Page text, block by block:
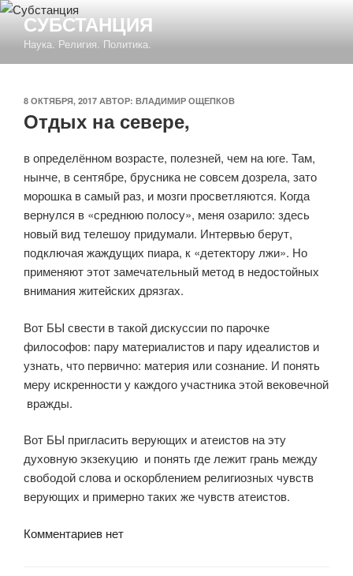
Перейти
содержимому
СУБСТАНЦИЯ
Наука. Религия. Политика.
ОПУБЛИКОВАНО
8 ОКТЯБРЯ, 2017 АВТОР: ВЛАДИМИР ОЩЕПКОВ
Отдых на севере,
в определённом возрасте, полезней, чем на юге. Там,
нынче, в сентябре, брусника не совсем дозрела, зато
морошка в самый раз, и мозги просветляются. Когда
вернулся в «среднюю полосу», меня озарило: здесь
новый вид телешоу придумали. Интервью берут,
подключая жаждущих пиара, к «детектору лжи». Но
применяют этот замечательный метод в недостойных
внимания житейских дрязгах.
Вот БЫ свести в такой дискуссии по парочке
философов: пару материалистов и пару идеалистов и
узнать, что первично: материя или сознание. И понять
меру искренности у каждого участника этой вековечной
вражды.
Вот БЫ пригласить верующих и атеистов на эту
духовную экзекуцию и понять где лежит грань между
свободой слова и оскорблением религиозных чувств
верующих и примерно таких же чувств атеистов.
Комментариев нет